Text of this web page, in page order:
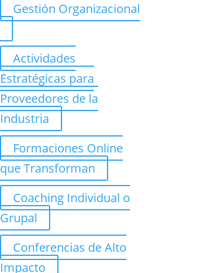
Gestión Organizacional
Actividades
Estratégicas para
Proveedores de la
Industria
Formaciones Online
que Transforman
Coaching Individual o
Grupal
Conferencias de Alto
Impacto